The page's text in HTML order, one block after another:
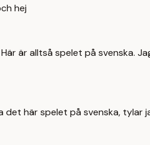
hej
är alltså spelet på svenska.
det här spelet på svenska,